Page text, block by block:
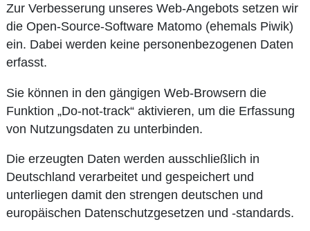
Zur Verbesserung unseres Web-Angebots setzen wir
die Open-Source-Software Matomo (ehemals Piwik)
ein. Dabei werden keine personenbezogenen Daten
erfasst.
Sie können in den gängigen Web-Browsern die
Funktion „Do-not-track“ aktivieren, um die Erfassung
von Nutzungsdaten zu unterbinden.
Die erzeugten Daten werden ausschließlich in
Deutschland verarbeitet und gespeichert und
unterliegen damit den strengen deutschen und
europäischen Datenschutzgesetzen und -standards.